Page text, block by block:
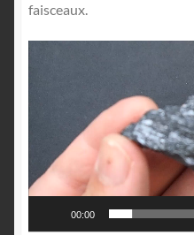
faisceaux.
00:00